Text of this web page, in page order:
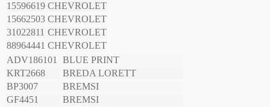
15596619 CHEVROLET
15662503 CHEVROLET
31022811 CHEVROLET
88964441 CHEVROLET
ADV186101
BLUE PRINT
KRT2668
BREDA LORETT
BP3007
BREMSI
GF4451
BREMSI